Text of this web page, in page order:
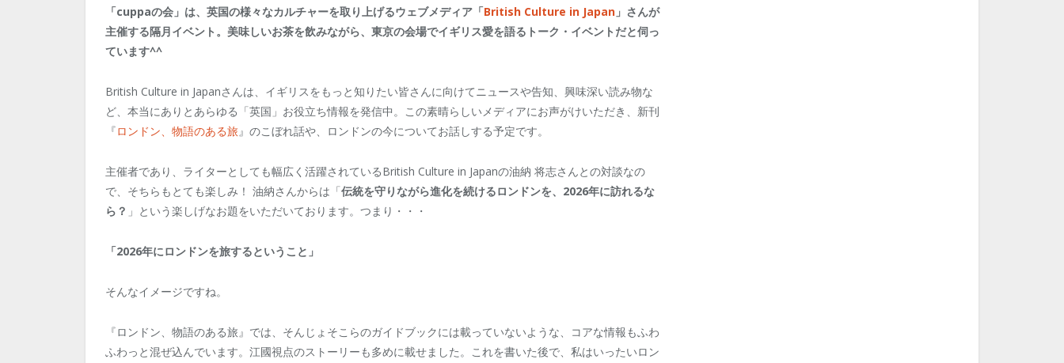
「cuppaの会」は、英国の様々なカルチャーを取り上げるウェブメディア「British Culture in Japan 」さんが
主催する隔月イベント。美味しいお茶を飲みながら、東京の会場でイギリス愛を語るトーク・イベントだと伺っ
ています^^
British Culture in Japanさんは、イギリスをもっと知りたい皆さんに向けてニュースや告知、興味深い読み物な
ど、本当にありとあらゆる「英国」お役立ち情報を発信中。この素晴らしいメディアにお声がけいただき、新刊
『ロンドン、物語のある旅』のこぼれ話や、ロンドンの今についてお話しする予定です。
主催者であり、ライターとしても幅広く活躍されているBritish Culture in Japanの油納 将志さんとの対談なの
で、そちらもとても楽しみ！ 油納さんからは「伝統を守りながら進化を続けるロンドンを、2026年に訪れるな
ら？ 」という楽しげなお題をいただいております。つまり・・・
「2026年にロンドンを旅するということ」
そんなイメージですね。
『ロンドン、物語のある旅』では、そんじょそこらのガイドブックには載っていないような、コアな情報もふわ
ふわっと混ぜ込んでいます。江國視点のストーリーも多めに載せました。これを書いた後で、私はいったいロン